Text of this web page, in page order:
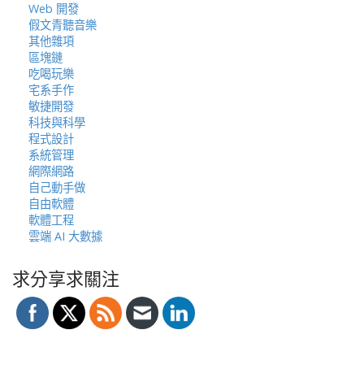
Web 開發
假文青聽音樂
其他雜項
區塊鏈
吃喝玩樂
宅系手作
敏捷開發
科技與科學
程式設計
系統管理
網際網路
自己動手做
自由軟體
軟體工程
雲端 AI 大數據
求分享求關注